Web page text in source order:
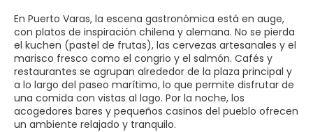
En Puerto Varas, la escena gastronómica está en auge,
con platos de inspiración chilena y alemana. No se pierda
el kuchen (pastel de frutas), las cervezas artesanales y el
marisco fresco como el congrio y el salmón. Cafés y
restaurantes se agrupan alrededor de la plaza principal y
a lo largo del paseo marítimo, lo que permite disfrutar de
una comida con vistas al lago. Por la noche, los
acogedores bares y pequeños casinos del pueblo ofrecen
un ambiente relajado y tranquilo.